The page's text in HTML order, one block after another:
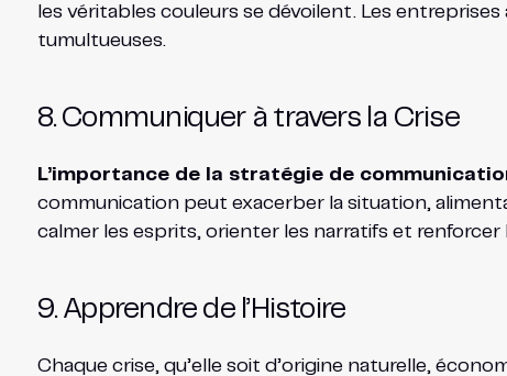
les véritables couleurs se dévoilent. Les
tumultueuses.
8. Communiquer à travers la Crise
L’importance de la stratégie de
communication peut exacerber la situation,
calmer les esprits, orienter les narratifs et renforcer
9. Apprendre de l’Histoire
Chaque crise, qu’elle soit d’origine naturelle,